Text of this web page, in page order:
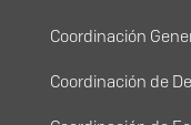
Menú
Coordinación
Coordinación de